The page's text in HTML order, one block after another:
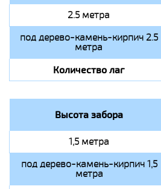
2.5 метра
под дерево-камень-кирпич 2.5
метра
Количество лаг
Высота забора
1,5 метра
под дерево-камень-кирпич 1,5
метра